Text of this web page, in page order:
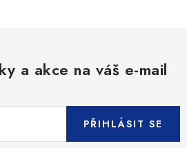
a akce na váš e-mail
PŘIHLÁSIT SE